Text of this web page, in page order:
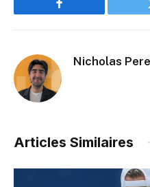
Facebook
Nicholas
Articles Similaires